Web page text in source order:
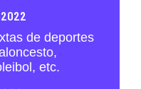
de deportes
etc.